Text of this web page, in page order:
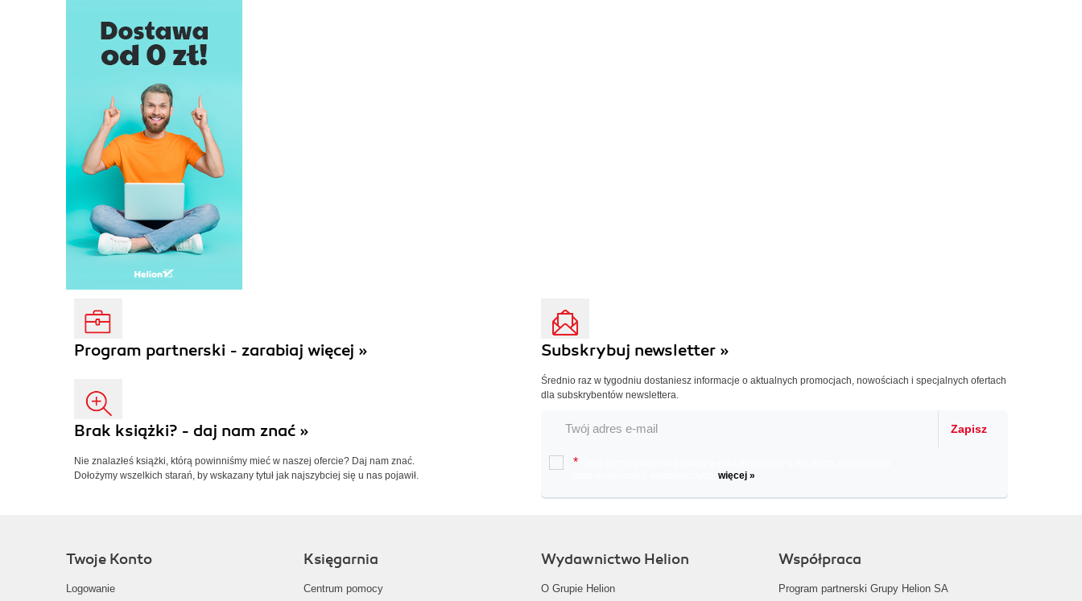
Program partnerski - zarabiaj więcej »
Brak książki? - daj nam znać »
Nie znalazłeś książki, którą powinniśmy mieć w naszej ofercie? Daj nam znać.
Dołożymy wszelkich starań, by wskazany tytuł jak najszybciej się u nas pojawił.
Subskrybuj newsletter »
Średnio raz w tygodniu dostaniesz informacje o aktualnych promocjach, nowościach i specjalnych ofertach
dla subskrybentów newslettera.
Zapisz
*
więcej »
Twoje Konto
Logowanie
Księgarnia
Centrum pomocy
Wydawnictwo Helion
O Grupie Helion
Współpraca
Program partnerski Grupy Helion SA